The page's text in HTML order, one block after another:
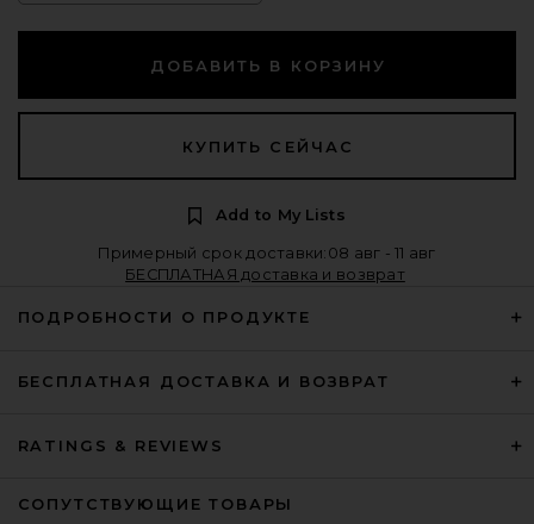
ДОБАВИТЬ В КОРЗИНУ
КУПИТЬ СЕЙЧАС
Add to My Lists
Примерный срок доставки:08 авг - 11 авг
БЕСПЛАТНАЯ доставка и возврат
ПОДРОБНОСТИ О ПРОДУКТЕ
БЕСПЛАТНАЯ ДОСТАВКА И ВОЗВРАТ
RATINGS & REVIEWS
СОПУТСТВУЮЩИЕ ТОВАРЫ